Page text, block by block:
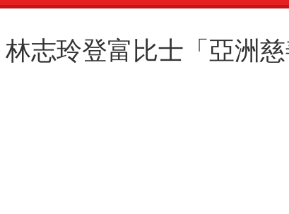
志玲登富比士「亞洲慈